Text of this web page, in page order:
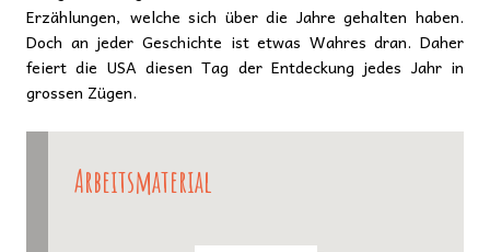
Erzählungen, welche sich über die Jahre gehalten haben.
Doch an jeder Geschichte ist etwas Wahres dran. Daher
feiert die USA diesen Tag der Entdeckung jedes Jahr in
grossen Zügen.
Arbeitsmaterial